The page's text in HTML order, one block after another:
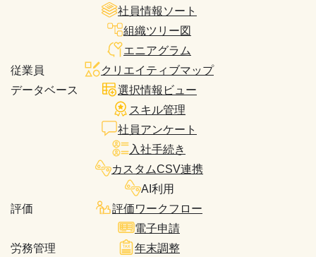
従業員
データベース
社員情報ソート
組織ツリー図
エニアグラム
クリエイティブマップ
選択情報ビュー
スキル管理
社員アンケート
入社手続き
カスタムCSV連携
AI利用
評価
評価ワークフロー
労務管理
電子申請
年末調整